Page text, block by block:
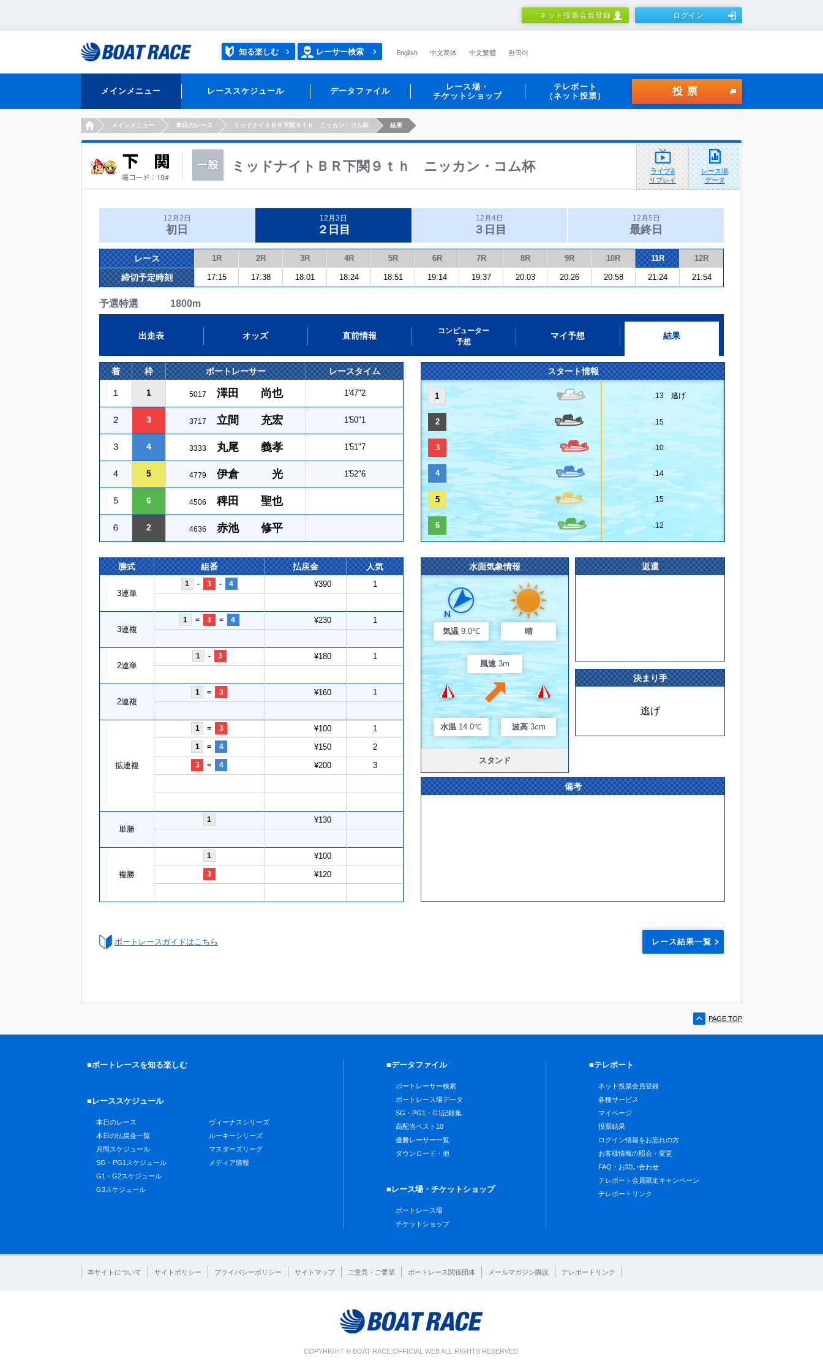
ネット投票会員登録 ログイン
知る楽しむ レーサー検索 English 中文简体 中文繁體 한국어
メインメニュー レーススケジュール データファイル
レース場・
チケットショップ
テレボート
（ネット投票）
投票
HOMEメインメニュー 本日のレース ミッドナイトＢＲ下関９ｔｈ ニッカン・コム杯 結果
ミッドナイトＢＲ下関９ｔｈ ニッカン・コム杯
ライブ&
リプレイ
レース場
データ
12月2日
初日
12月3日
２日目
12月4日
３日目
12月5日
最終日
レース 1R 2R 3R 4R 5R 6R 7R 8R 9R 10R 11R 12R
締切予定時刻 17:15 17:38 18:01 18:24 18:51 19:14 19:37 20:03 20:26 20:58 21:24 21:54
予選特選 1800m
出走表 オッズ 直前情報
コンピューター
予想
マイ予想 結果
着 枠 ボートレーサー レースタイム
１ 1 5017 澤田 尚也 1'47"2
２ 3 3717 立間 充宏 1'50"1
３ 4 3333 丸尾 義孝 1'51"7
４ 5 4779 伊倉 光 1'52"6
５ 6 4506 稗田 聖也
６ 2 4636 赤池 修平
スタート情報
1 .13 逃げ
2 .15
3 .10
4 .14
5 .15
6 .12
勝式 組番 払戻金 人気
3連単
1 - 3 - 4 ¥390 1
3連複
1 = 3 = 4 ¥230 1
2連単
1 - 3 ¥180 1
2連複
1 = 3 ¥160 1
拡連複
1 = 3 ¥100 1
1 = 4 ¥150 2
3 = 4 ¥200 3
単勝
1 ¥130
複勝
1 ¥100
3 ¥120
水面気象情報
気温 9.0℃ 晴
風速 3m
水温 14.0℃ 波高 3cm
スタンド
返還
決まり手
逃げ
備考
ボートレースガイドはこちら レース結果一覧
PAGE TOP
■ボートレースを知る楽しむ
■レーススケジュール
本日のレース
本日の払戻金一覧
月間スケジュール
SG・PG1スケジュール
G1・G2スケジュール
G3スケジュール
ヴィーナスシリーズ
ルーキーシリーズ
マスターズリーグ
メディア情報
■データファイル
ボートレーサー検索
ボートレース場データ
SG・PG1・G1記録集
高配当ベスト10
優勝レーサー一覧
ダウンロード・他
■レース場・チケットショップ
ボートレース場
チケットショップ
■テレボート
ネット投票会員登録
各種サービス
マイページ
投票結果
ログイン情報をお忘れの方
お客様情報の照会・変更
FAQ・お問い合わせ
テレボート会員限定キャンペーン
テレボートリンク
本サイトについて サイトポリシー プライバシーポリシー サイトマップ ご意見・ご要望 ボートレース関係団体 メールマガジン購読 テレボートリンク
COPYRIGHT © BOAT RACE OFFICIAL WEB ALL RIGHTS RESERVED.